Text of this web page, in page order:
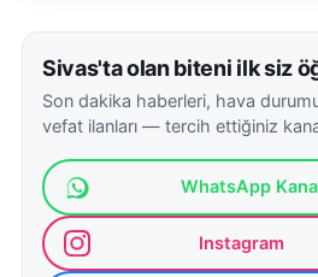
Sivas'ta olan biteni ilk siz
Son dakika haberleri, hava
vefat ilanları — tercih ettiğiniz
WhatsApp
Instagram